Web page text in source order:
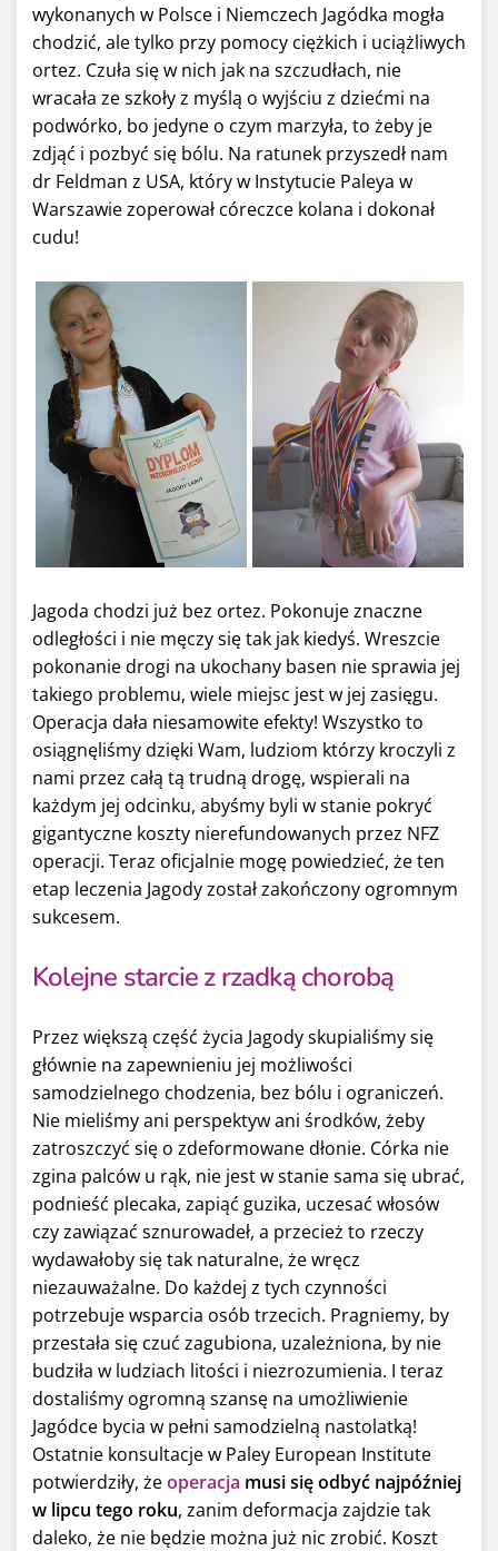
wykonanych w Polsce i Niemczech Jagódka mogła
chodzić, ale tylko przy pomocy ciężkich i uciążliwych
ortez. Czuła się w nich jak na szczudłach, nie
wracała ze szkoły z myślą o wyjściu z dziećmi na
podwórko, bo jedyne o czym marzyła, to żeby je
zdjąć i pozbyć się bólu. Na ratunek przyszedł nam
dr Feldman z USA, który w Instytucie Paleya w
Warszawie zoperował córeczce kolana i dokonał
cudu!
Jagoda chodzi już bez ortez. Pokonuje znaczne
odległości i nie męczy się tak jak kiedyś. Wreszcie
pokonanie drogi na ukochany basen nie sprawia jej
takiego problemu, wiele miejsc jest w jej zasięgu.
Operacja dała niesamowite efekty! Wszystko to
osiągnęliśmy dzięki Wam, ludziom którzy kroczyli z
nami przez całą tą trudną drogę, wspierali na
każdym jej odcinku, abyśmy byli w stanie pokryć
gigantyczne koszty nierefundowanych przez NFZ
operacji. Teraz oficjalnie mogę powiedzieć, że ten
etap leczenia Jagody został zakończony ogromnym
sukcesem.
Kolejne starcie z rzadką chorobą
Przez większą część życia Jagody skupialiśmy się
głównie na zapewnieniu jej możliwości
samodzielnego chodzenia, bez bólu i ograniczeń.
Nie mieliśmy ani perspektyw ani środków, żeby
zatroszczyć się o zdeformowane dłonie. Córka nie
zgina palców u rąk, nie jest w stanie sama się ubrać,
podnieść plecaka, zapiąć guzika, uczesać włosów
czy zawiązać sznurowadeł, a przecież to rzeczy
wydawałoby się tak naturalne, że wręcz
niezauważalne. Do każdej z tych czynności
potrzebuje wsparcia osób trzecich. Pragniemy, by
przestała się czuć zagubiona, uzależniona, by nie
budziła w ludziach litości i niezrozumienia. I teraz
dostaliśmy ogromną szansę na umożliwienie
Jagódce bycia w pełni samodzielną nastolatką!
Ostatnie konsultacje w Paley European Institute
potwierdziły, żeoperacja musi się odbyć najpóźniej
w lipcu tego roku, zanim deformacja zajdzie tak
daleko, że nie będzie można już nic zrobić. Koszt